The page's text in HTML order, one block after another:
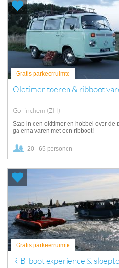
Gratis parkeerruimte
Oldtimer toeren & ribboot
Gorinchem (ZH)
Stap in een oldtimer en hobbel over de
ga erna varen met een ribboot!
20 - 65 personen
Gratis parkeerruimte
RIB-boot experience &